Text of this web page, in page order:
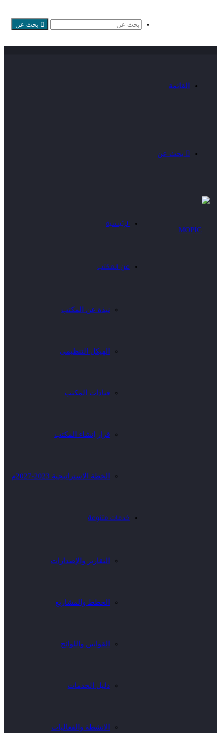
بحث عن
القائمة
بحث عن
الرئيسية
عن المكتب
نبذة عن المكتب
الهيكل التنظيمى
قيادات المكتب
قرار إنشاء المكتب
الخطة الاستراتيجية 2023-2027م
خدمات متنوعة
التقارير والإصدارات
الخطط والمشاريع
القوانين واللوائح
دليل الخدمات
الانشطة والفعاليات